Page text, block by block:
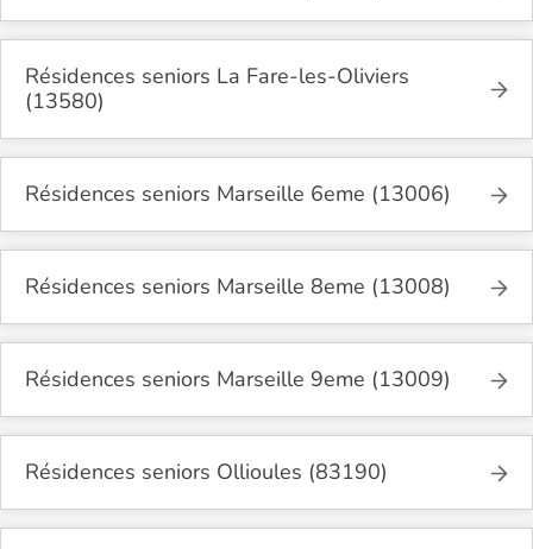
Résidences seniors La Fare-les-Oliviers
(13580)
Résidences seniors Marseille 6eme (13006)
Résidences seniors Marseille 8eme (13008)
Résidences seniors Marseille 9eme (13009)
Résidences seniors Ollioules (83190)